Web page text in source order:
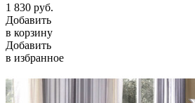
1 830 руб.
Добавить
в корзину
Добавить
в избранное